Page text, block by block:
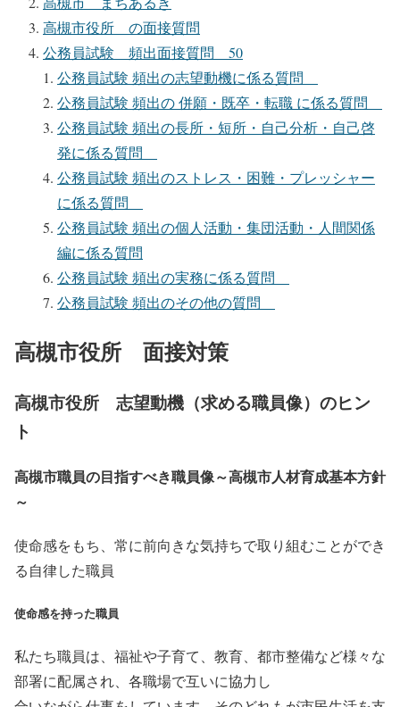
高槻市役所 の面接質問
公務員試験 頻出面接質問 50
公務員試験 頻出の志望動機に係る質問
公務員試験 頻出の 併願・既卒・転職 に係る質問
公務員試験 頻出の長所・短所・自己分析・自己啓
発に係る質問
公務員試験 頻出のストレス・困難・プレッシャー
に係る質問
公務員試験 頻出の個人活動・集団活動・人間関係
編に係る質問
公務員試験 頻出の実務に係る質問
公務員試験 頻出のその他の質問
高槻市役所 面接対策
高槻市役所 志望動機（求める職員像）のヒン
ト
高槻市職員の目指すべき職員像～高槻市人材育成基本方針
～
使命感をもち、常に前向きな気持ちで取り組むことができ
る自律した職員
使命感を持った職員
私たち職員は、福祉や子育て、教育、都市整備など様々な
部署に配属され、各職場で互いに協力し